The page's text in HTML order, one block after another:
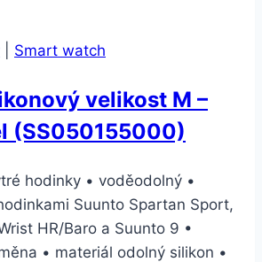
YSU81M
fialový
(ET-
Smart watch
velikost M –
(SS050155000)
hodinky • voděodolný •
Suunto Spartan Sport,
HR/Baro a Suunto 9 •
• materiál odolný silikon •